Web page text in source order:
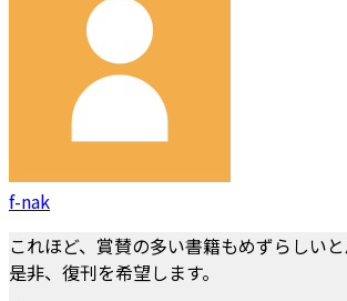
f-nak
これほど、賞賛の多い書籍もめずらしいと
是非、復刊を希望します。